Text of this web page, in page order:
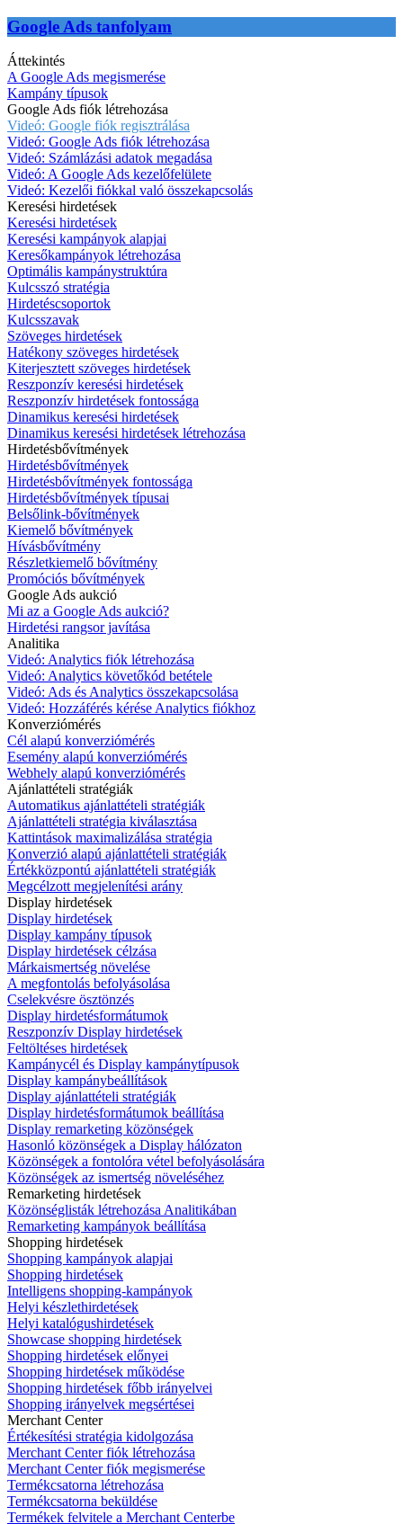
Google Ads tanfolyam
Áttekintés
A Google Ads megismerése
Kampány típusok
Google Ads fiók létrehozása
Videó: Google fiók regisztrálása
Videó: Google Ads fiók létrehozása
Videó: Számlázási adatok megadása
Videó: A Google Ads kezelőfelülete
Videó: Kezelői fiókkal való összekapcsolás
Keresési hirdetések
Keresési hirdetések
Keresési kampányok alapjai
Keresőkampányok létrehozása
Optimális kampánystruktúra
Kulcsszó stratégia
Hirdetéscsoportok
Kulcsszavak
Szöveges hirdetések
Hatékony szöveges hirdetések
Kiterjesztett szöveges hirdetések
Reszponzív keresési hirdetések
Reszponzív hirdetések fontossága
Dinamikus keresési hirdetések
Dinamikus keresési hirdetések létrehozása
Hirdetésbővítmények
Hirdetésbővítmények
Hirdetésbővítmények fontossága
Hirdetésbővítmények típusai
Belsőlink-bővítmények
Kiemelő bővítmények
Hívásbővítmény
Részletkiemelő bővítmény
Promóciós bővítmények
Google Ads aukció
Mi az a Google Ads aukció?
Hirdetési rangsor javítása
Analitika
Videó: Analytics fiók létrehozása
Videó: Analytics követőkód betétele
Videó: Ads és Analytics összekapcsolása
Videó: Hozzáférés kérése Analytics fiókhoz
Konverziómérés
Cél alapú konverziómérés
Esemény alapú konverziómérés
Webhely alapú konverziómérés
Ajánlattételi stratégiák
Automatikus ajánlattételi stratégiák
Ajánlattételi stratégia kiválasztása
Kattintások maximalizálása stratégia
Konverzió alapú ajánlattételi stratégiák
Értékközpontú ajánlattételi stratégiák
Megcélzott megjelenítési arány
Display hirdetések
Display hirdetések
Display kampány típusok
Display hirdetések célzása
Márkaismertség növelése
A megfontolás befolyásolása
Cselekvésre ösztönzés
Display hirdetésformátumok
Reszponzív Display hirdetések
Feltöltéses hirdetések
Kampánycél és Display kampánytípusok
Display kampánybeállítások
Display ajánlattételi stratégiák
Display hirdetésformátumok beállítása
Display remarketing közönségek
Hasonló közönségek a Display hálózaton
Közönségek a fontolóra vétel befolyásolására
Közönségek az ismertség növeléséhez
Remarketing hirdetések
Közönséglisták létrehozása Analitikában
Remarketing kampányok beállítása
Shopping hirdetések
Shopping kampányok alapjai
Shopping hirdetések
Intelligens shopping-kampányok
Helyi készlethirdetések
Helyi katalógushirdetések
Showcase shopping hirdetések
Shopping hirdetések előnyei
Shopping hirdetések működése
Shopping hirdetések főbb irányelvei
Shopping irányelvek megsértései
Merchant Center
Értékesítési stratégia kidolgozása
Merchant Center fiók létrehozása
Merchant Center fiók megismerése
Termékcsatorna létrehozása
Termékcsatorna beküldése
Termékek felvitele a Merchant Centerbe